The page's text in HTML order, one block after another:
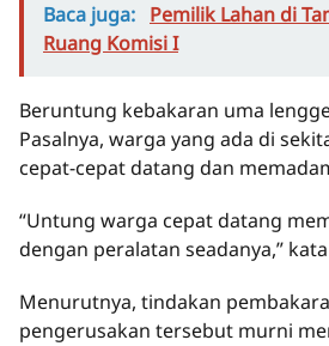
Baca juga: Pemilik Lahan di
Ruang Komisi I
Beruntung kebakaran uma
Pasalnya, warga yang ada di
cepat-cepat datang dan
“Untung warga cepat datang
dengan peralatan seadanya,”
Menurutnya, tindakan
pengerusakan tersebut murni